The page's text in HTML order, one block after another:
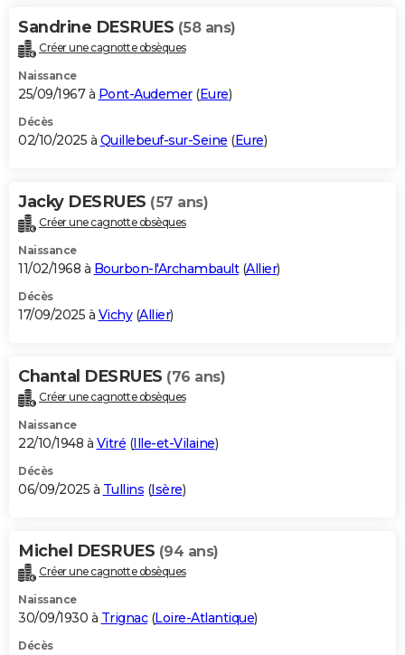
Sandrine DESRUES (58 ans)
Créer une cagnotte obsèques
Naissance
25/09/1967 à Pont-Audemer(Eure)
Décès
02/10/2025 à Quillebeuf-sur-Seine (Eure)
Jacky DESRUES (57 ans)
Créer une cagnotte obsèques
Naissance
11/02/1968 à Bourbon-l'Archambault(Allier)
Décès
17/09/2025 à Vichy(Allier)
Chantal DESRUES (76 ans)
Créer une cagnotte obsèques
Naissance
22/10/1948 à Vitré (Ille-et-Vilaine)
Décès
06/09/2025 à Tullins (Isère)
Michel DESRUES (94 ans)
Créer une cagnotte obsèques
Naissance
30/09/1930 à Trignac(Loire-Atlantique)
Décès